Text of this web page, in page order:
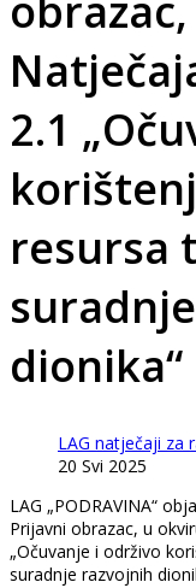
2.1
resursa
dionika“
LAG natječaji za
20 Svi 2025
LAG „PODRAVINA“
Prijavni obrazac, u
„Očuvanje i održivo
suradnje razvojnih